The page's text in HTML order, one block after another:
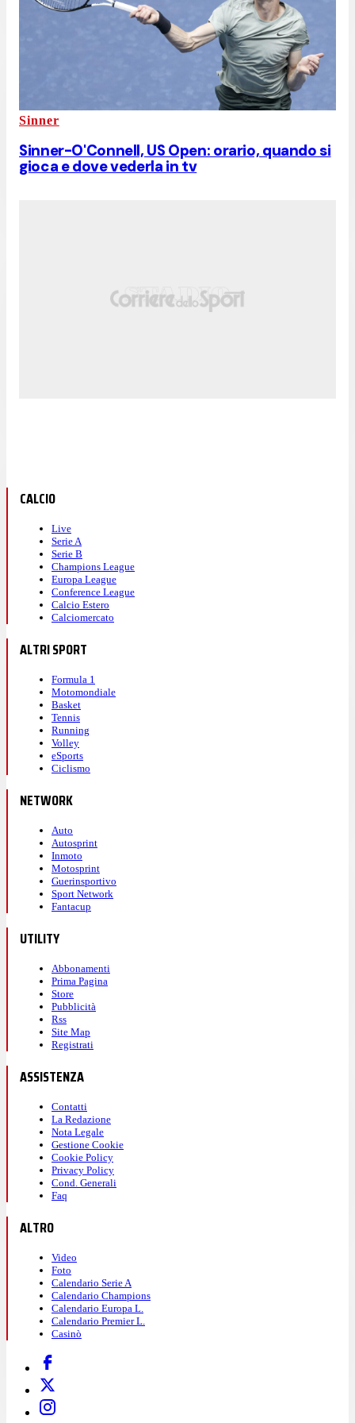
Sinner
Sinner-O'Connell, US Open: orario, quando si
gioca e dove vederla in tv
CALCIO
Live
Serie A
Serie B
Champions League
Europa League
Conference League
Calcio Estero
Calciomercato
ALTRI SPORT
Formula 1
Motomondiale
Basket
Tennis
Running
Volley
eSports
Ciclismo
NETWORK
Auto
Autosprint
Inmoto
Motosprint
Guerinsportivo
Sport Network
Fantacup
UTILITY
Abbonamenti
Prima Pagina
Store
Pubblicità
Rss
Site Map
Registrati
ASSISTENZA
Contatti
La Redazione
Nota Legale
Gestione Cookie
Cookie Policy
Privacy Policy
Cond. Generali
Faq
ALTRO
Video
Foto
Calendario Serie A
Calendario Champions
Calendario Europa L.
Calendario Premier L.
Casinò